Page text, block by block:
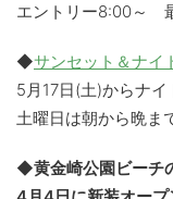
エントリー8:00～
◆サンセット＆ナイ
5月17日(土)からナイ
土曜日は朝から晩ま
◆黄金崎公園ビーチ